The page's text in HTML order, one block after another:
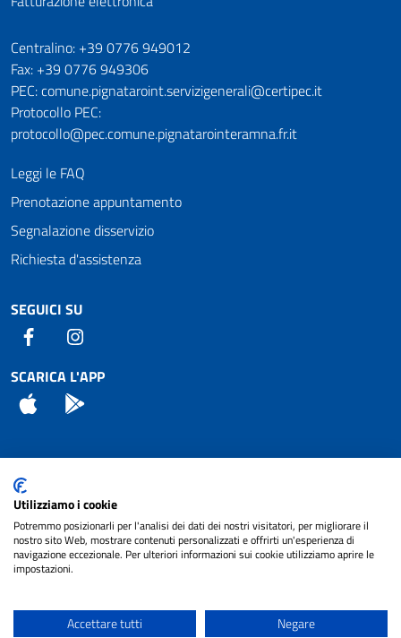
Numeri utili
Centralino: +39 0776 949012
Fax: +39 0776 949306
PEC: comune.pignataroint.servizigenerali@certipec.it
Protocollo PEC:
protocollo@pec.comune.pignatarointeramna.fr.it
Leggi le FAQ
Prenotazione appuntamento
Segnalazione disservizio
Richiesta d'assistenza
SEGUICI SU
Facebook
SCARICA L'APP
App Store
Attuazione Misure PNRR
Piano di miglioramento del sito
Note legali
cura diNET SMART
Utilizziamo i cookie
Potremmo posizionarli per l'analisi dei dati dei nostri visitatori, per migliorare il
nostro sito Web, mostrare contenuti personalizzati e offrirti un'esperienza di
navigazione eccezionale. Per ulteriori informazioni sui cookie utilizziamo aprire le
impostazioni.
Accettare tutti Negare